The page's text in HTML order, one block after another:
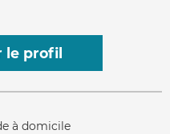
le profil